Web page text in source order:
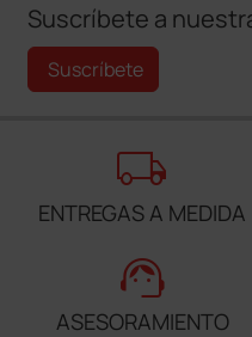
Suscríbete a
Suscríbete
local_shipping
ENTREGAS A MEDIDA
support_agent
ASESORAMIENTO